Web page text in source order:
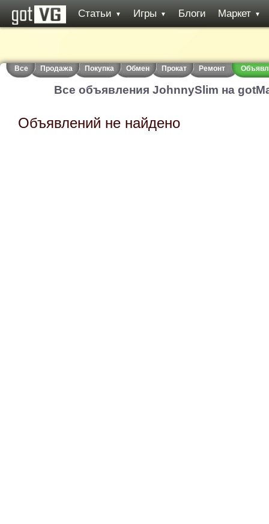
Статьи ▼ Игры ▼ Блоги Маркет ▼
Все Продажа Покупка Обмен Прокат Ремонт
Все объявления JohnnySlim на
Объявлений не найдено